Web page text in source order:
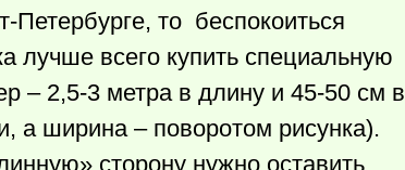
то беспокоиться
лучше всего купить специальную
– 2,5-3 метра в длину и 45-50 см в
а ширина – поворотом рисунка).
сторону нужно оставить